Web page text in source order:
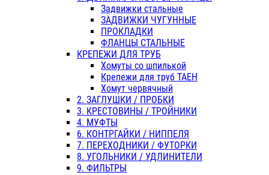
Задвижки стальные
ЗАДВИЖКИ ЧУГУННЫЕ
ПРОКЛАДКИ
ФЛАНЦЫ СТАЛЬНЫЕ
КРЕПЕЖИ ДЛЯ ТРУБ
Хомуты со шпилькой
Крепежи для труб ТАЕН
Хомут червячный
2. ЗАГЛУШКИ / ПРОБКИ
3. КРЕСТОВИНЫ / ТРОЙНИКИ
4. МУФТЫ
6. КОНТРГАЙКИ / НИППЕЛЯ
7. ПЕРЕХОДНИКИ / ФУТОРКИ
8. УГОЛЬНИКИ / УДЛИНИТЕЛИ
9. ФИЛЬТРЫ